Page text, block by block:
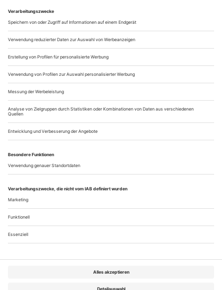
1889, fand ihre Taufe an einem Freitag, den 13., statt, die
Festgesellschaft samt Täufling zählte – 13 Köpfe. Gute Omen,
denn die Bilanz dessen, was sich in den folgenden fast
hundert Jahren ereignete, lautete: «Mein Leben war sehr
schön und interessant, manchmal zwar auch schwer, aber
sehr bewegt.» Stimmt!...
pionierin: misty copeland
Misty Copeland ist «Pioneer of the year»
Nicht einmal einer Handvoll Tänzer ist diese Auszeichnung
bislang zuteil geworden: Margot Fonteyn, Rudolf Nurejew,
irgendwann aufs Cover des «Time Magazine» geschafft – jetzt
kommt eine dazu, die nach Einschätzung der Redaktion ein
Misty Copeland, Solistin des American Ballet Theatre...
Über uns Kontakt Kritikerumfrage Newsletter